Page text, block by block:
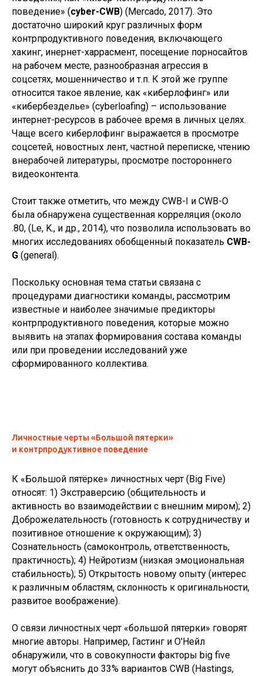
поведение» (cyber-CWB) (Mercado, 2017). Это
достаточно широкий круг различных форм
контрпродуктивного поведения, включающего
хакинг, инернет-харрасмент, посещение порносайтов
на рабочем месте, разнообразная агрессия в
соцсетях, мошенничество и т.п. К этой же группе
относится такое явление, как «киберлофинг» или
«кибербезделье» (cyberloafing) – использование
интернет-ресурсов в рабочее время в личных целях.
Чаще всего киберлофинг выражается в просмотре
соцсетей, новостных лент, частной переписке, чтению
внерабочей литературы, просмотре постороннего
видеоконтента.
Стоит также отметить, что между CWB-I и CWB-O
была обнаружена существенная корреляция (около
.80, (Le, K., и др., 2014), что позволила использовать во
многих исследованиях обобщенный показатель CWB-
G (general).
Поскольку основная тема статьи связана с
процедурами диагностики команды, рассмотрим
известные и наиболее значимые предикторы
контрпродуктивного поведения, которые можно
выявить на этапах формирования состава команды
или при проведении исследований уже
сформированного коллектива.
Личностные черты «Большой пятерки»
и контрпродуктивное поведение
К «Большой пятёрке» личностных черт (Big Five)
относят: 1) Экстраверсию (общительность и
активность во взаимодействии с внешним миром); 2)
Доброжелательность (готовность к сотрудничеству и
позитивное отношение к окружающим); 3)
Сознательность (самоконтроль, ответственность,
практичность); 4) Нейротизм (низкая эмоциональная
стабильность); 5) Открытость новому опыту (интерес
к различным областям, склонность к оригинальности,
развитое воображение).
О связи личностных черт «большой пятерки» говорят
многие авторы. Например, Гастинг и О'Нейл
обнаружили, что в совокупности факторы big five
могут объяснить до 33% вариантов CWB (Hastings,